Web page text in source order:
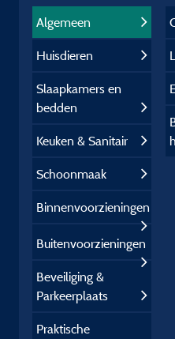
Algemeen
Huisdieren
Slaapkamers en
bedden
Keuken & Sanitair
Schoonmaak
Binnenvoorzieningen
Buitenvoorzieningen
Beveiliging &
Parkeerplaats
Praktische